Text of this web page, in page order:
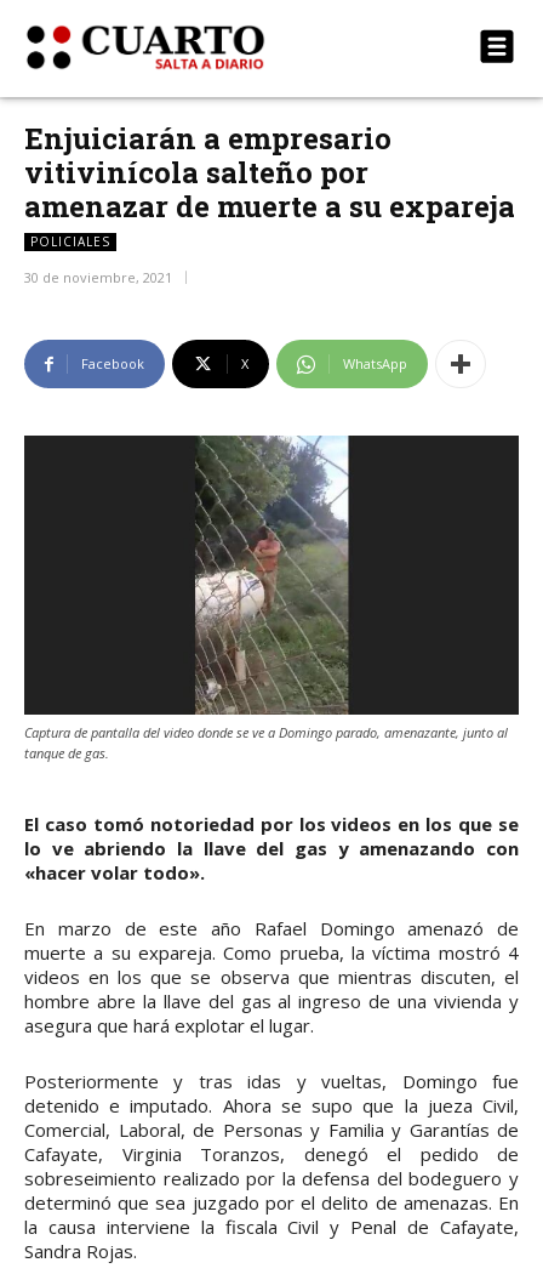
Enjuiciarán a empresario
vitivinícola salteño por
amenazar de muerte a su expareja
POLICIALES
30 de noviembre, 2021
Facebook X WhatsApp
Captura de pantalla del video donde se ve a Domingo parado, amenazante, junto al
tanque de gas.
El caso tomó notoriedad por los videos en los que se
lo ve abriendo la llave del gas y amenazando con
«hacer volar todo».
En marzo de este año Rafael Domingo amenazó de
muerte a su expareja. Como prueba, la víctima mostró 4
videos en los que se observa que mientras discuten, el
hombre abre la llave del gas al ingreso de una vivienda y
asegura que hará explotar el lugar.
Posteriormente y tras idas y vueltas, Domingo fue
detenido e imputado. Ahora se supo que la jueza Civil,
Comercial, Laboral, de Personas y Familia y Garantías de
Cafayate, Virginia Toranzos, denegó el pedido de
sobreseimiento realizado por la defensa del bodeguero y
determinó que sea juzgado por el delito de amenazas. En
la causa interviene la fiscala Civil y Penal de Cafayate,
Sandra Rojas.